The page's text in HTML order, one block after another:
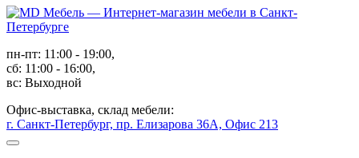
пн-пт: 11:00 - 19:00,
сб: 11:00 - 16:00,
вс: Выходной
Офис-выставка, склад мебели:
г. Санкт-Петербург, пр. Елизарова 36А, Офис 213